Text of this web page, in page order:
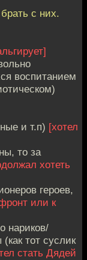
с них.
воспитанием
и т.п) [хотел
то за
хотеть
героев,
или к
нариков/
тот суслик
стать Дядей